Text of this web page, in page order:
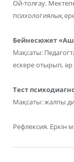
Ой-толғау.
психологиялық
Бейнесюжет
Мақсаты:
ескере отырып, әр
Тест
Мақсаты: жалпы
Рефлексия. Еркін